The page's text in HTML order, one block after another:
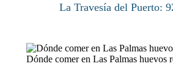
La Travesía del Puerto:
Dónde comer en Las Palmas huevos